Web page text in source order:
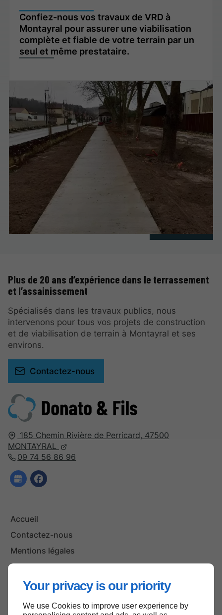
Your privacy is our priority
We use Cookies to improve user experience by
Confiez-nous vos travaux de VRD à
Montayral pour assurer une viabilisation
complète et fiable de votre terrain par un
seul et même prestataire.
185 Chemin Rivière de Perricard, 47500
MONTAYRAL
09 74 56 86 96
Accueil
Contactez-nous
Mentions légales
Plan du site
Plus de 20 ans d’expérience dans le terrassement
et l’assainissement
Spécialisés dans les travaux publics, nous
intervenons pour tous vos projets de construction
et de viabilisation de terrain à Montayral et ses
environs.
Contactez-nous
Haut de page